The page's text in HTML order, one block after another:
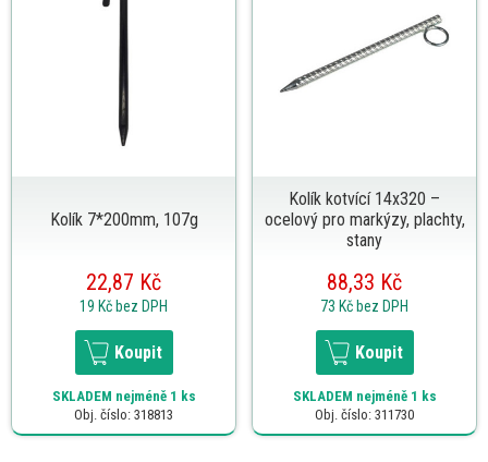
Kolík 7*200mm, 107g
22,87 Kč
19 Kč bez DPH
Koupit
SKLADEM nejméně 1 ks
Obj. číslo: 318813
Kolík kotvící 14x320 –
ocelový pro markýzy, plachty,
stany
88,33 Kč
73 Kč bez DPH
Koupit
SKLADEM nejméně 1 ks
Obj. číslo: 311730